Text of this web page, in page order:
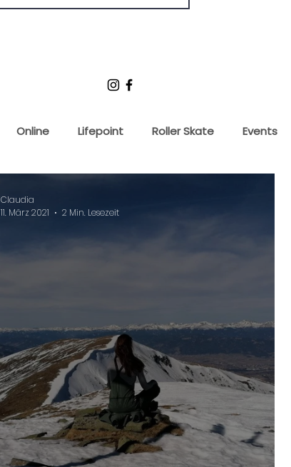
Online Lifepoint Roller Skate Events
Claudia
11. März 2021
2 Min. Lesezeit